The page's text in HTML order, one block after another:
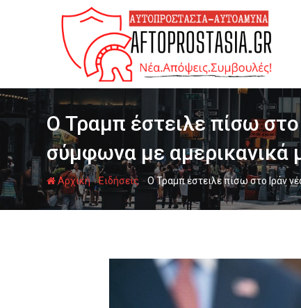
Ο Τραμπ έστειλε πίσω
σύμφωνα με αμερικανικά
Αρχική-Ειδήσεις -Ο Τραμπ έστειλε πίσω στο Ιράν